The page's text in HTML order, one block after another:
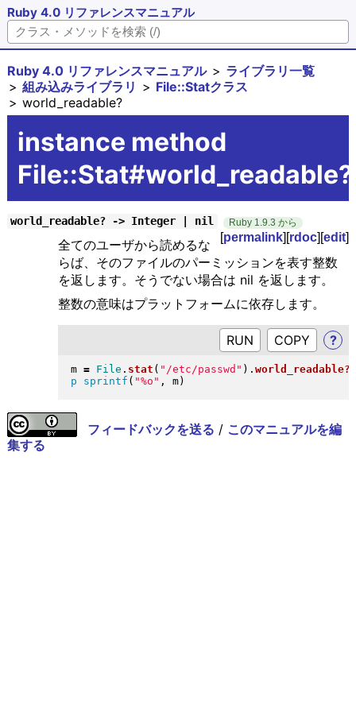
Ruby 4.0 リファレンスマニュアル
Ruby 4.0 リファレンスマニュアル
ライブラリ一覧
組み込みライブラリ
File::Statクラス
world_readable?
instance method
File::Stat#world_readable?
world_readable? -> Integer | nil Ruby 1.9.3 から
[permalink][rdoc][edit]
全てのユーザから読めるな
らば、そのファイルのパーミッションを表す整数
を返します。そうでない場合は nil を返します。
整数の意味はプラットフォームに依存します。
RUN ?
m = File . stat ( " /etc/passwd " ) . world_readable?
p
sprintf ( "%o " , m)
フィードバックを送る / このマニュアルを編
集する